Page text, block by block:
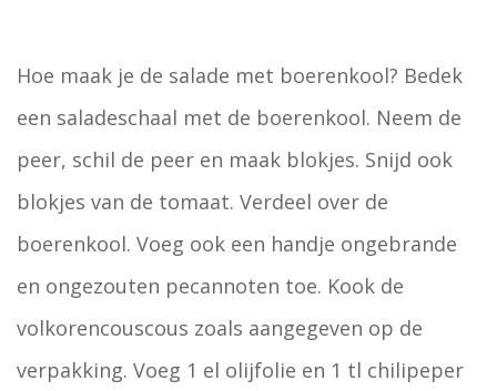
Hoe maak je de salade met boerenkool? Bedek
een saladeschaal met de boerenkool. Neem de
peer, schil de peer en maak blokjes. Snijd ook
blokjes van de tomaat. Verdeel over de
boerenkool. Voeg ook een handje ongebrande
en ongezouten pecannoten toe. Kook de
volkorencouscous zoals aangegeven op de
verpakking. Voeg 1 el olijfolie en 1 tl chilipeper